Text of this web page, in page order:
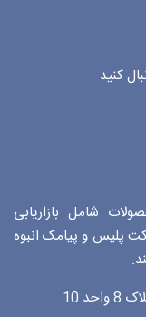
شامل بازاریابی
پلیس و پیامک انبوه
10
کنید